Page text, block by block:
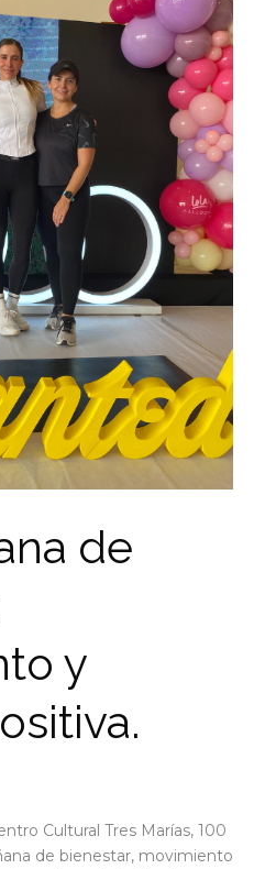
de
y
Cultural Tres Marías, 100
de bienestar, movimiento